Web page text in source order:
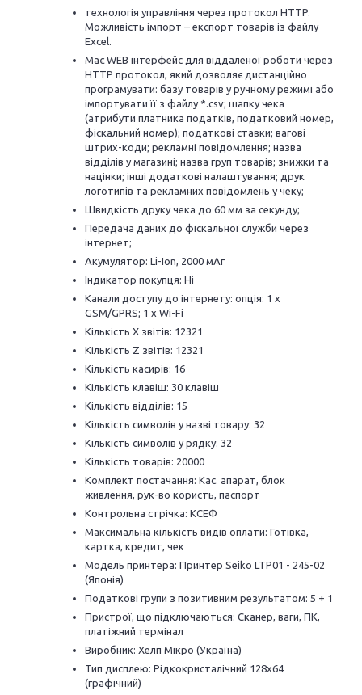
технологія управління через протокол HTTP.
Можливість імпорт – експорт товарів із файлу
Excel.
Має WEB інтерфейс для віддаленої роботи через
HTTP протокол, який дозволяє дистанційно
програмувати: базу товарів у ручному режимі або
імпортувати її з файлу *.csv; шапку чека
(атрибути платника податків, податковий номер,
фіскальний номер); податкові ставки; вагові
штрих-коди; рекламні повідомлення; назва
відділів у магазині; назва груп товарів; знижки та
націнки; інші додаткові налаштування; друк
логотипів та рекламних повідомлень у чеку;
Швидкість друку чека до 60 мм за секунду;
Передача даних до фіскальної служби через
інтернет;
Акумулятор: Li-Ion, 2000 мAг
Індикатор покупця: Ні
Канали доступу до інтернету: опція: 1 x
GSM/GPRS; 1 x Wi-Fi
Кількість X звітів: 12321
Кількість Z звітів: 12321
Кількість касирів: 16
Кількість клавіш: 30 клавіш
Кількість відділів: 15
Кількість символів у назві товару: 32
Кількість символів у рядку: 32
Кількість товарів: 20000
Комплект постачання: Кас. апарат, блок
живлення, рук-во користь, паспорт
Контрольна стрічка: КСЕФ
Максимальна кількість видів оплати: Готівка,
картка, кредит, чек
Модель принтера: Принтер Seiko LTP01 - 245-02
(Японія)
Податкові групи з позитивним результатом: 5 + 1
Пристрої, що підключаються: Сканер, ваги, ПК,
платіжний термінал
Виробник: Хелп Мікро (Україна)
Тип дисплею: ​​Рідкокристалічний 128х64
(графічний)